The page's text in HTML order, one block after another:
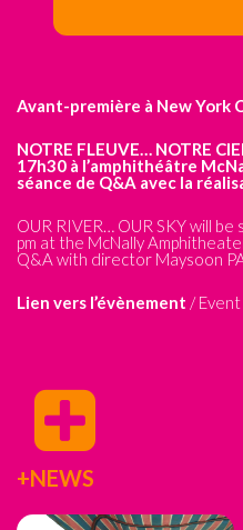
Avant-première à New York
NOTRE FLEUVE… NOTRE
17h30 à l’amphithéâtre
séance de Q&A avec la
OUR RIVER… OUR SKY will
pm at the McNally
Q&A with director Maysoon
Lien vers l’évènement /
+NEWS